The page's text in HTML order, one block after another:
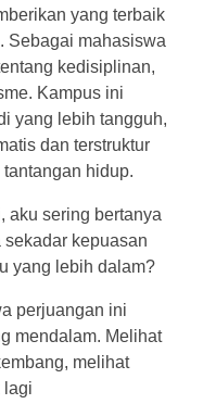
yang terbaik
Sebagai mahasiswa
kedisiplinan,
Kampus ini
yang lebih tangguh,
dan terstruktur
hidup.
aku sering bertanya
kepuasan
yang lebih dalam?
perjuangan ini
mendalam. Melihat
melihat
lagi